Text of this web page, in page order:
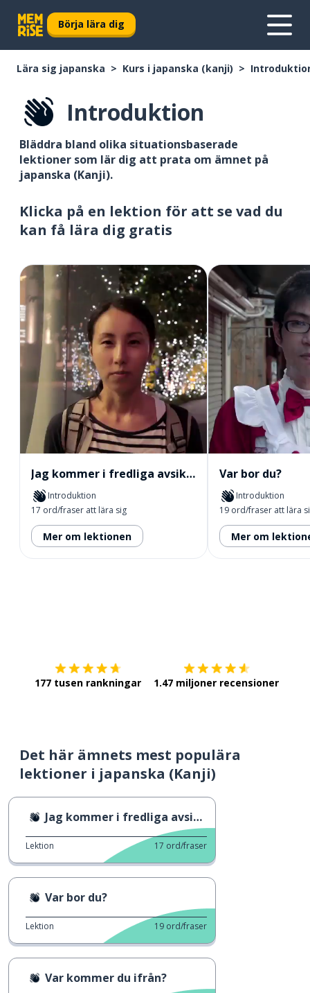
Börja lära dig
Lära sig japanska Kurs i japanska (kanji)
Introduktion
Bläddra bland olika situationsbaserade
lektioner som lär dig att prata om ämnet på
japanska (Kanji).
Klicka på en lektion för att se vad du
kan få lära dig gratis
Jag kommer i fredliga avsikter 2
Introduktion
17 ord/fraser att lära sig
Mer om lektionen
Var bor du?
Introduktion
19 ord/fraser att lära
Mer om
177 tusen rankningar 1.47 miljoner recensioner
Det här ämnets mest populära
lektioner i japanska (Kanji)
Jag kommer i fredliga avsikter 2
Lektion 17 ord/fraser
Var bor du?
Lektion 19 ord/fraser
Var kommer du ifrån?